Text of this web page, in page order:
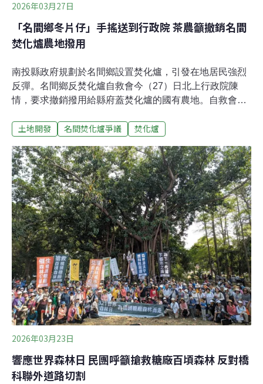
2026年03月27日
「名間鄉冬片仔」手搖送到行政院 茶農籲撤銷名間
焚化爐農地撥用
南投縣政府規劃於名間鄉設置焚化爐，引發在地居民強烈
反彈。名間鄉反焚化爐自救會今（27）日北上行政院陳
情，要求撤銷撥用給縣府蓋焚化爐的國有農地。自救會指
土地變更等程序都有違法疑慮，要求停止開發。鄉民搬
鄉」之稱的南投名間擬興建焚化爐，日前召開範疇界定會
議爆發激烈警民衝突，引起社會關注。總統賴清德上週公
開表態要用「雞尾酒療法」處理南投垃圾問題，不能單靠
蓋焚化爐。賴清德還說，「我很愛喝珍珠奶茶」，宣示要
為了珍珠奶茶解決爭議。名間鄉反焚化爐⾃救會今日號召
數⼗位當地鄉親、農民，北上⾄⾏政院⾨⼝陳情，希望⾏
政院撤銷財政部去年3⽉28⽇核定撥用給焚化爐計畫的國
有土地。名間鄉反焚化爐⾃救會會⻑釋致中表⽰，南投縣
府這個促參案處處充滿程序不正義，在環評與⼟地使⽤分
區變更審查都還沒通過，就已招標委外進⾏聯外道路
土地開發 名間焚化爐爭議 焚化爐
2026年03月23日
響應世界森林日 民團呼籲搶救糖廠百頃森林 反對橋
科聯外道路切割